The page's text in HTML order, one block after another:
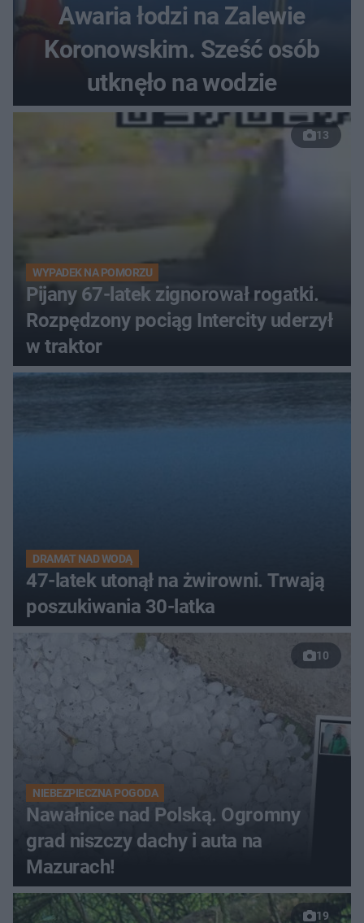
Awaria łodzi na Zalewie
Koronowskim. Sześć osób
utknęło na wodzie
13
WYPADEK NA POMORZU
Pijany 67-latek zignorował rogatki.
Rozpędzony pociąg Intercity uderzył
w traktor
DRAMAT NAD WODĄ
47-latek utonął na żwirowni. Trwają
poszukiwania 30-latka
10
NIEBEZPIECZNA POGODA
Nawałnice nad Polską. Ogromny
grad niszczy dachy i auta na
Mazurach!
19